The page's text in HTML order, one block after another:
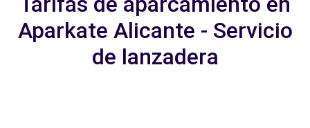
Aparkate Alicante - Servicio
de lanzadera